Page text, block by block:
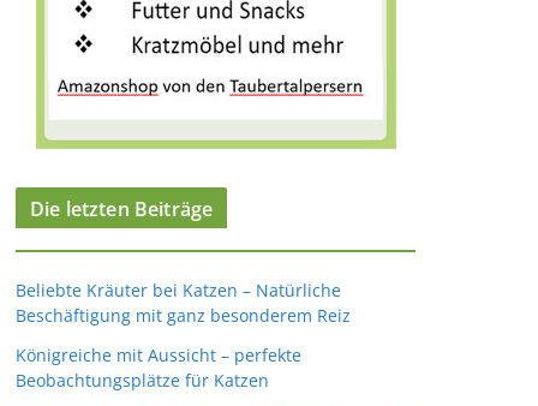
Die letzten Beiträge
Beliebte Kräuter bei Katzen – Natürliche
Beschäftigung mit ganz besonderem Reiz
Königreiche mit Aussicht – perfekte
Beobachtungsplätze für Katzen